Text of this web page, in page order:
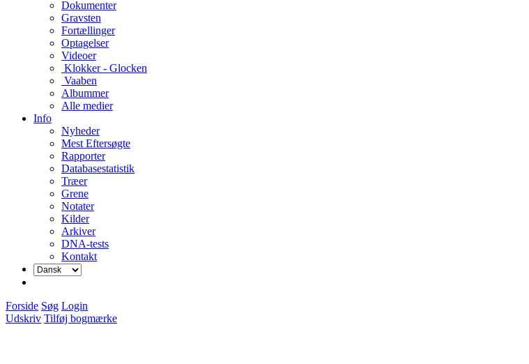
Dokumenter
Gravsten
Fortællinger
Optagelser
Videoer
Klokker - Glocken
Vaaben
Albummer
Alle medier
Info
Nyheder
Mest Eftersøgte
Rapporter
Databasestatistik
Træer
Grene
Notater
Kilder
Arkiver
DNA-tests
Kontakt
Forside Søg Login
Udskriv Tilføj bogmærke